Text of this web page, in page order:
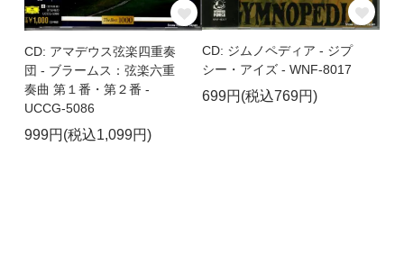
CD: アマデウス弦楽四重奏
団 - ブラームス：弦楽六重
奏曲 第１番・第２番 -
UCCG-5086
999円(税込1,099円)
CD: ジムノペディア - ジプ
シー・アイズ - WNF-8017
699円(税込769円)